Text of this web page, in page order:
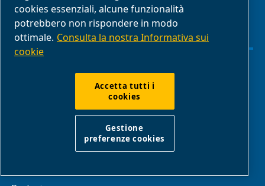
multimediale
ABAC
Gestione preferenze cookies
Note legali e informativa sulla privacy
Modello di organizzazione gestione e controllo
Segnalazione di comportamenti inappropriati
cookies essenziali, alcune funzionalità
potrebbero non rispondere in modo
ottimale. Consulta la nostra Informativa sui
cookie
Accetta tutti i
cookies
Gestione
preferenze cookies